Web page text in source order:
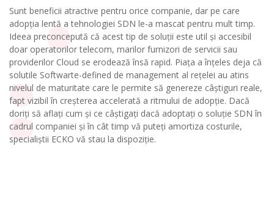
Sunt beneficii atractive pentru orice companie, dar pe care
adopția lentă a tehnologiei SDN le-a mascat pentru mult timp.
Ideea preconcepută că acest tip de soluții este util și accesibil
doar operatorilor telecom, marilor furnizori de servicii sau
providerilor Cloud se erodează însă rapid. Piața a înțeles deja că
solutile Softwarte-defined de management al rețelei au atins
nivelul de maturitate care le permite să genereze câștiguri reale,
fapt vizibil în creșterea accelerată a ritmului de adopție. Dacă
doriți să aflați cum și ce câștigați dacă adoptați o soluție SDN în
cadrul companiei și în cât timp vă puteți amortiza costurile,
specialiștii ECKO vă stau la dispoziție.